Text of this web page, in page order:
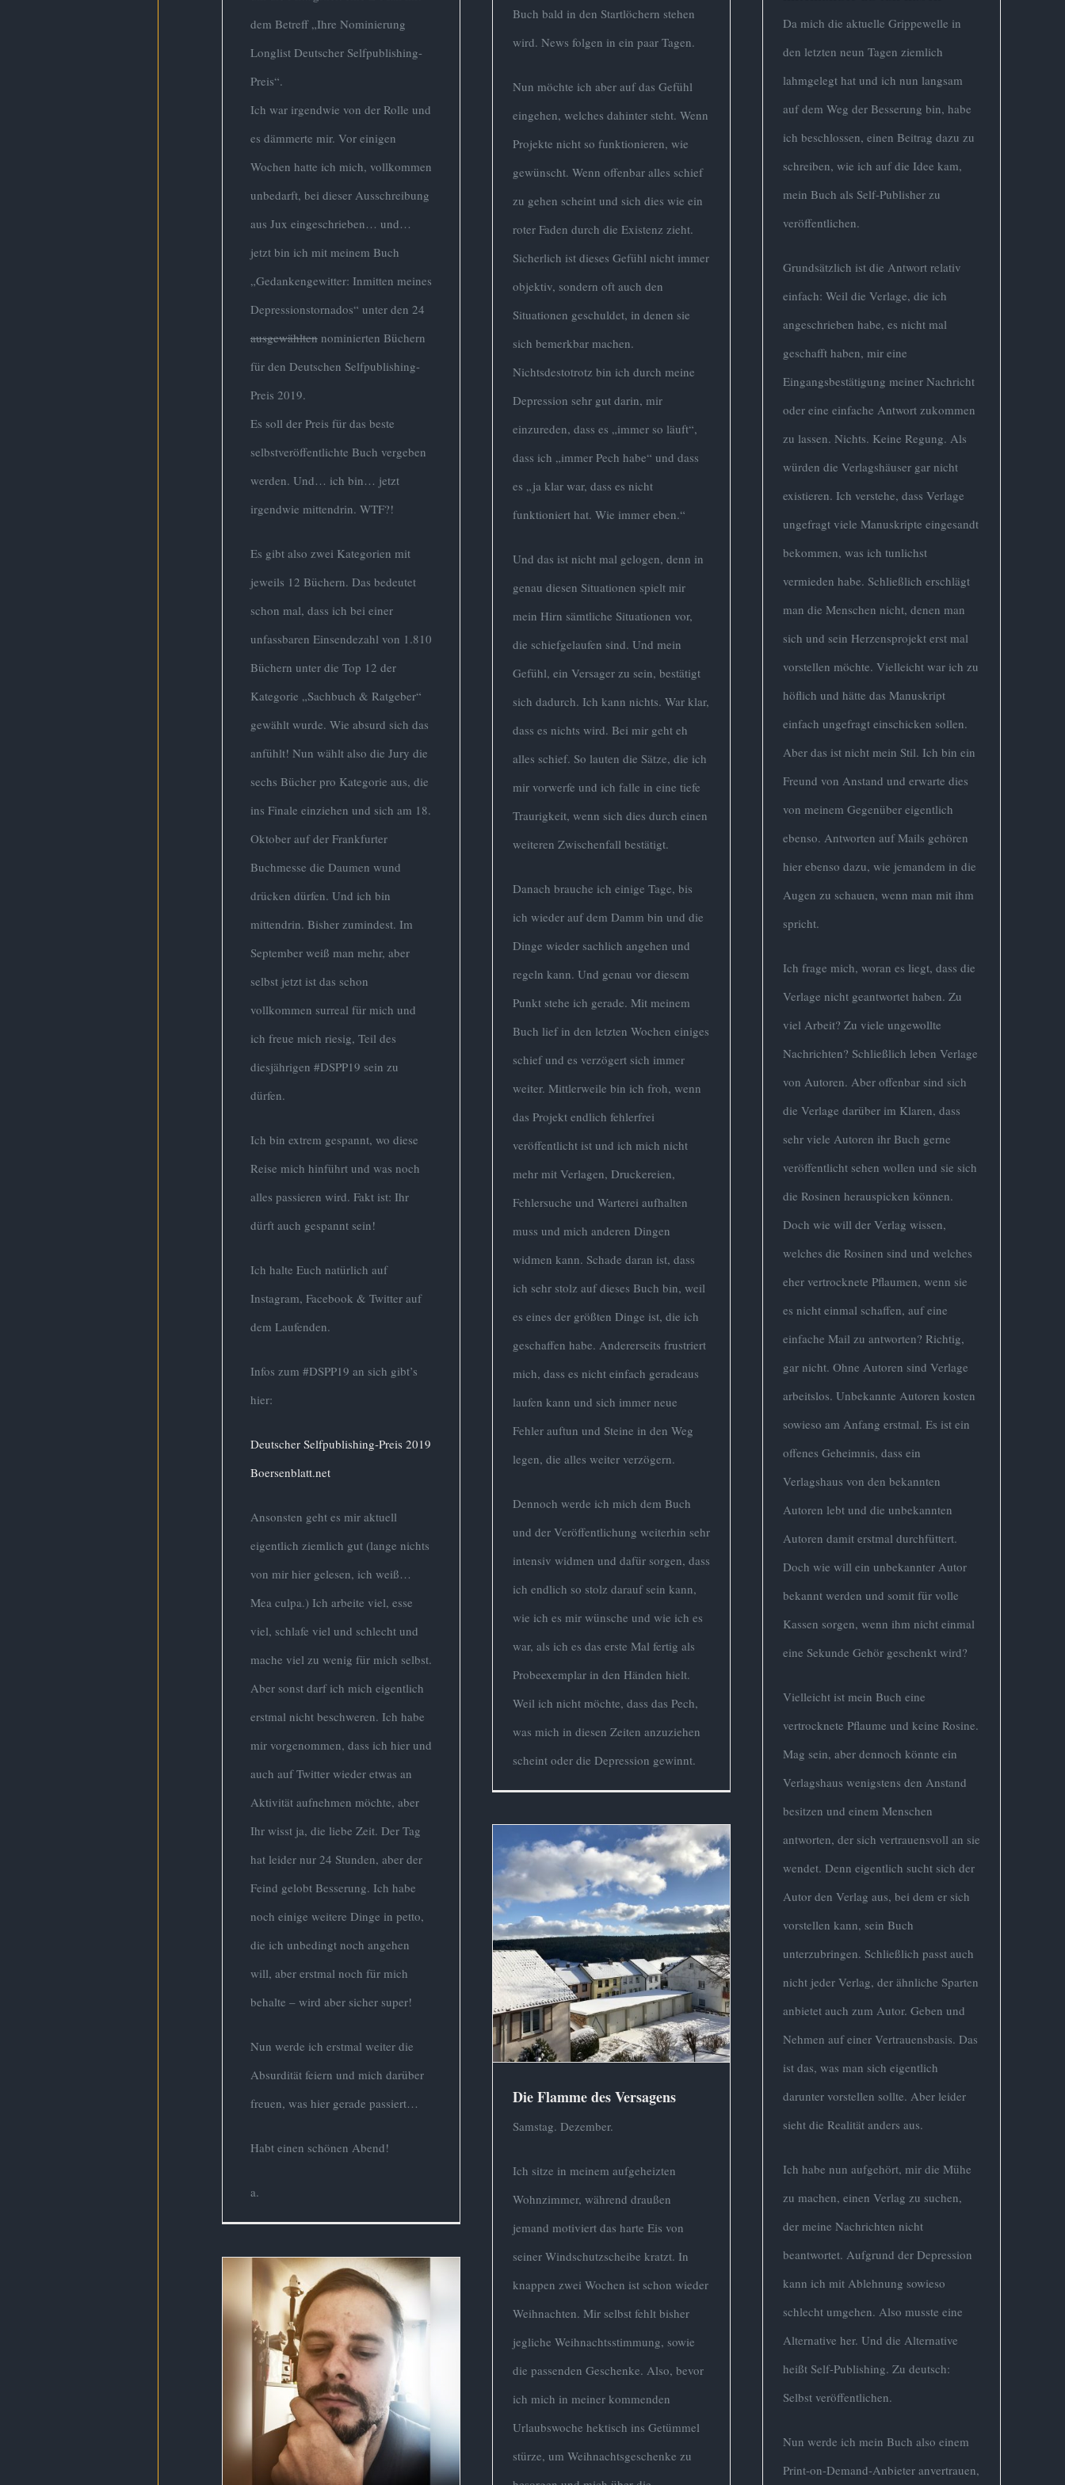
dem Betreff „Ihre Nominierung
Longlist Deutscher Selfpublishing-
Preis“.
Ich war irgendwie von der Rolle und
es dämmerte mir. Vor einigen
Wochen hatte ich mich, vollkommen
unbedarft, bei dieser Ausschreibung
aus Jux eingeschrieben… und…
jetzt bin ich mit meinem Buch
„Gedankengewitter: Inmitten meines
Depressionstornados“ unter den 24
ausgewähltennominierten Büchern
für den Deutschen Selfpublishing-
Preis 2019.
Es soll der Preis für das beste
selbstveröffentlichte Buch vergeben
werden. Und… ich bin… jetzt
irgendwie mittendrin. WTF?!
Es gibt also zwei Kategorien mit
jeweils 12 Büchern. Das bedeutet
schon mal, dass ich bei einer
unfassbaren Einsendezahl von 1.810
Büchern unter die Top 12 der
Kategorie „Sachbuch & Ratgeber“
gewählt wurde. Wie absurd sich das
anfühlt! Nun wählt also die Jury die
sechs Bücher pro Kategorie aus, die
ins Finale einziehen und sich am 18.
Oktober auf der Frankfurter
Buchmesse die Daumen wund
drücken dürfen. Und ich bin
mittendrin. Bisher zumindest. Im
September weiß man mehr, aber
selbst jetzt ist das schon
vollkommen surreal für mich und
ich freue mich riesig, Teil des
diesjährigen #DSPP19 sein zu
dürfen.
Ich bin extrem gespannt, wo diese
Reise mich hinführt und was noch
alles passieren wird. Fakt ist: Ihr
dürft auch gespannt sein!
Ich halte Euch natürlich auf
Instagram, Facebook & Twitter auf
dem Laufenden.
Infos zum #DSPP19 an sich gibt’s
hier:
Deutscher Selfpublishing-Preis 2019
Boersenblatt.net
Ansonsten geht es mir aktuell
eigentlich ziemlich gut (lange nichts
von mir hier gelesen, ich weiß…
Mea culpa.) Ich arbeite viel, esse
viel, schlafe viel und schlecht und
mache viel zu wenig für mich selbst.
Aber sonst darf ich mich eigentlich
erstmal nicht beschweren. Ich habe
mir vorgenommen, dass ich hier und
auch auf Twitter wieder etwas an
Aktivität aufnehmen möchte, aber
Ihr wisst ja, die liebe Zeit. Der Tag
hat leider nur 24 Stunden, aber der
Feind gelobt Besserung. Ich habe
noch einige weitere Dinge in petto,
die ich unbedingt noch angehen
will, aber erstmal noch für mich
behalte – wird aber sicher super!
Nun werde ich erstmal weiter die
Absurdität feiern und mich darüber
freuen, was hier gerade passiert…
Habt einen schönen Abend!
a.
Buch bald in den Startlöchern stehen
wird. News folgen in ein paar Tagen.
Nun möchte ich aber auf das Gefühl
eingehen, welches dahinter steht. Wenn
Projekte nicht so funktionieren, wie
gewünscht. Wenn offenbar alles schief
zu gehen scheint und sich dies wie ein
roter Faden durch die Existenz zieht.
Sicherlich ist dieses Gefühl nicht immer
objektiv, sondern oft auch den
Situationen geschuldet, in denen sie
sich bemerkbar machen.
Nichtsdestotrotz bin ich durch meine
Depression sehr gut darin, mir
einzureden, dass es „immer so läuft“,
dass ich „immer Pech habe“ und dass
es „ja klar war, dass es nicht
funktioniert hat. Wie immer eben.“
Und das ist nicht mal gelogen, denn in
genau diesen Situationen spielt mir
mein Hirn sämtliche Situationen vor,
die schiefgelaufen sind. Und mein
Gefühl, ein Versager zu sein, bestätigt
sich dadurch. Ich kann nichts. War klar,
dass es nichts wird. Bei mir geht eh
alles schief. So lauten die Sätze, die ich
mir vorwerfe und ich falle in eine tiefe
Traurigkeit, wenn sich dies durch einen
weiteren Zwischenfall bestätigt.
Danach brauche ich einige Tage, bis
ich wieder auf dem Damm bin und die
Dinge wieder sachlich angehen und
regeln kann. Und genau vor diesem
Punkt stehe ich gerade. Mit meinem
Buch lief in den letzten Wochen einiges
schief und es verzögert sich immer
weiter. Mittlerweile bin ich froh, wenn
das Projekt endlich fehlerfrei
veröffentlicht ist und ich mich nicht
mehr mit Verlagen, Druckereien,
Fehlersuche und Warterei aufhalten
muss und mich anderen Dingen
widmen kann. Schade daran ist, dass
ich sehr stolz auf dieses Buch bin, weil
es eines der größten Dinge ist, die ich
geschaffen habe. Andererseits frustriert
mich, dass es nicht einfach geradeaus
laufen kann und sich immer neue
Fehler auftun und Steine in den Weg
legen, die alles weiter verzögern.
Dennoch werde ich mich dem Buch
und der Veröffentlichung weiterhin sehr
intensiv widmen und dafür sorgen, dass
ich endlich so stolz darauf sein kann,
wie ich es mir wünsche und wie ich es
war, als ich es das erste Mal fertig als
Probeexemplar in den Händen hielt.
Weil ich nicht möchte, dass das Pech,
was mich in diesen Zeiten anzuziehen
scheint oder die Depression gewinnt.
Da mich die aktuelle Grippewelle in
den letzten neun Tagen ziemlich
lahmgelegt hat und ich nun langsam
auf dem Weg der Besserung bin, habe
ich beschlossen, einen Beitrag dazu zu
schreiben, wie ich auf die Idee kam,
mein Buch als Self-Publisher zu
veröffentlichen.
Grundsätzlich ist die Antwort relativ
einfach: Weil die Verlage, die ich
angeschrieben habe, es nicht mal
geschafft haben, mir eine
Eingangsbestätigung meiner Nachricht
oder eine einfache Antwort zukommen
zu lassen. Nichts. Keine Regung. Als
würden die Verlagshäuser gar nicht
existieren. Ich verstehe, dass Verlage
ungefragt viele Manuskripte eingesandt
bekommen, was ich tunlichst
vermieden habe. Schließlich erschlägt
man die Menschen nicht, denen man
sich und sein Herzensprojekt erst mal
vorstellen möchte. Vielleicht war ich zu
höflich und hätte das Manuskript
einfach ungefragt einschicken sollen.
Aber das ist nicht mein Stil. Ich bin ein
Freund von Anstand und erwarte dies
von meinem Gegenüber eigentlich
ebenso. Antworten auf Mails gehören
hier ebenso dazu, wie jemandem in die
Augen zu schauen, wenn man mit ihm
spricht.
Ich frage mich, woran es liegt, dass die
Verlage nicht geantwortet haben. Zu
viel Arbeit? Zu viele ungewollte
Nachrichten? Schließlich leben Verlage
von Autoren. Aber offenbar sind sich
die Verlage darüber im Klaren, dass
sehr viele Autoren ihr Buch gerne
veröffentlicht sehen wollen und sie sich
die Rosinen herauspicken können.
Doch wie will der Verlag wissen,
welches die Rosinen sind und welches
eher vertrocknete Pflaumen, wenn sie
es nicht einmal schaffen, auf eine
einfache Mail zu antworten? Richtig,
gar nicht. Ohne Autoren sind Verlage
arbeitslos. Unbekannte Autoren kosten
sowieso am Anfang erstmal. Es ist ein
offenes Geheimnis, dass ein
Verlagshaus von den bekannten
Autoren lebt und die unbekannten
Autoren damit erstmal durchfüttert.
Doch wie will ein unbekannter Autor
bekannt werden und somit für volle
Kassen sorgen, wenn ihm nicht einmal
eine Sekunde Gehör geschenkt wird?
Vielleicht ist mein Buch eine
vertrocknete Pflaume und keine Rosine.
Mag sein, aber dennoch könnte ein
Verlagshaus wenigstens den Anstand
besitzen und einem Menschen
antworten, der sich vertrauensvoll an sie
wendet. Denn eigentlich sucht sich der
Autor den Verlag aus, bei dem er sich
vorstellen kann, sein Buch
unterzubringen. Schließlich passt auch
nicht jeder Verlag, der ähnliche Sparten
anbietet auch zum Autor. Geben und
Nehmen auf einer Vertrauensbasis. Das
ist das, was man sich eigentlich
darunter vorstellen sollte. Aber leider
sieht die Realität anders aus.
Ich habe nun aufgehört, mir die Mühe
zu machen, einen Verlag zu suchen,
der meine Nachrichten nicht
beantwortet. Aufgrund der Depression
kann ich mit Ablehnung sowieso
schlecht umgehen. Also musste eine
Alternative her. Und die Alternative
heißt Self-Publishing. Zu deutsch:
Selbst veröffentlichen.
Nun werde ich mein Buch also einem
Print-on-Demand-Anbieter anvertrauen,
Die Flamme des Versagens
Buch Depression Gedanken
Die Flamme des Versagens
Samstag. Dezember.
Ich sitze in meinem aufgeheizten
Wohnzimmer, während draußen
jemand motiviert das harte Eis von
seiner Windschutzscheibe kratzt. In
knappen zwei Wochen ist schon wieder
Weihnachten. Mir selbst fehlt bisher
jegliche Weihnachtsstimmung, sowie
die passenden Geschenke. Also, bevor
ich mich in meiner kommenden
Urlaubswoche hektisch ins Getümmel
stürze, um Weihnachtsgeschenke zu
Zweifel im Zusammenspiel
mit der Depression
Buch Depression Gedanken